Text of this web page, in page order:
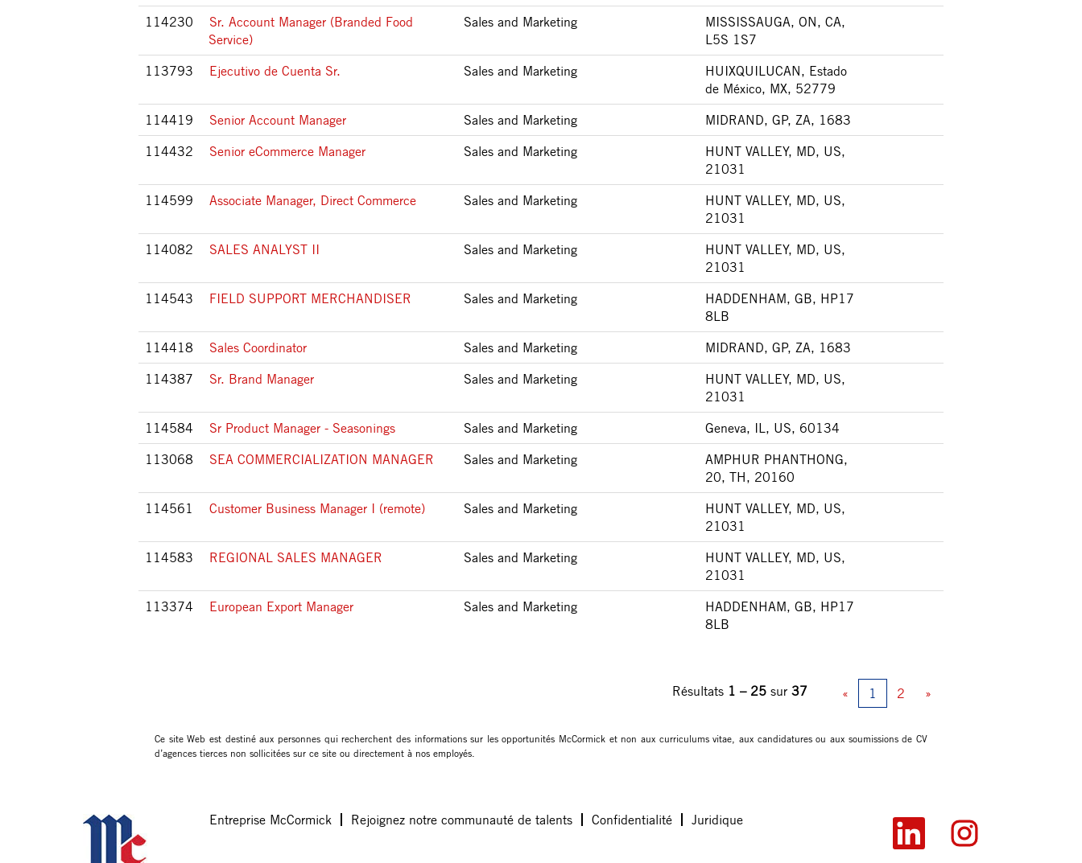
114230
Sr. Account Manager (Branded Food
Service)
Sales and Marketing
MISSISSAUGA, ON, CA,
L5S 1S7
113793
Ejecutivo de Cuenta Sr. Sales and Marketing
HUIXQUILUCAN, Estado
de México, MX, 52779
114419
Senior Account Manager Sales and Marketing
MIDRAND, GP, ZA, 1683
114432
Senior eCommerce Manager Sales and Marketing
HUNT VALLEY, MD, US,
21031
114599
Associate Manager, Direct Commerce Sales and Marketing
HUNT VALLEY, MD, US,
21031
114082
SALES ANALYST II Sales and Marketing
HUNT VALLEY, MD, US,
21031
114543
FIELD SUPPORT MERCHANDISER Sales and Marketing
HADDENHAM, GB, HP17
8LB
114418
Sales Coordinator Sales and Marketing
MIDRAND, GP, ZA, 1683
114387
Sr. Brand Manager Sales and Marketing
HUNT VALLEY, MD, US,
21031
114584
Sr Product Manager - Seasonings Sales and Marketing
Geneva, IL, US, 60134
113068
SEA COMMERCIALIZATION MANAGER Sales and Marketing
AMPHUR PHANTHONG,
20, TH, 20160
114561
Customer Business Manager I (remote) Sales and Marketing
HUNT VALLEY, MD, US,
21031
114583
REGIONAL SALES MANAGER Sales and Marketing
HUNT VALLEY, MD, US,
21031
113374
European Export Manager Sales and Marketing
HADDENHAM, GB, HP17
8LB
Résultats 1 – 25 sur 37 « 1 2 »
Ce site Web est destiné aux personnes qui recherchent des informations sur les opportunités McCormick et non aux curriculums vitae, aux candidatures ou aux soumissions de CV
d’agences tierces non sollicitées sur ce site ou directement à nos employés.
Entreprise McCormick Rejoignez notre communauté de talents Confidentialité Juridique
S
o
S